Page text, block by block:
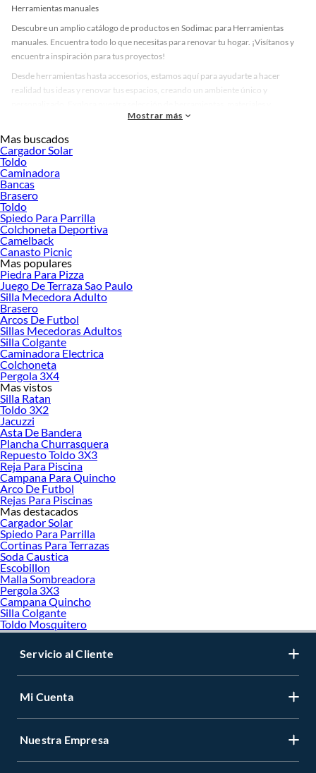
Herramientas manuales
Descubre un amplio catálogo de productos en Sodimac para Herramientas
manuales. Encuentra todo lo que necesitas para renovar tu hogar. ¡Visítanos y
encuentra inspiración para tus proyectos!
Desde herramientas hasta accesorios, estamos aquí para ayudarte a hacer
realidad tus ideas y renovar tus espacios, creando un ambiente único y
accesorios de calidad que te ayudarán a crear un espacio más tú.
Desde remodelaciones hasta proyectos de decoración, estamos aquí para hacer
tus ideas realidad. ¡Visítanos y encuentra todo lo que tenemos para ofrecerte en
Herramientas manuales!
Explora la variedad de productos de Herramientas manuales en
Sodimac
Herramientas, materiales y accesorios de calidad para tus proyectos y
renovación de espacios. ¡Visítanos y descubre todo lo que tenemos para
ofrecerte!
Encuentra una amplia variedad de productos de Herramientas manuales en
Sodimac. Encuentra todo lo necesario para tus proyectos de renovación y
decoración. ¡Visítanos y haz tus ideas realidad!
Mostrar más
Mas buscados
Cargador Solar
Toldo
Caminadora
Bancas
Brasero
Toldo
Spiedo Para Parrilla
Colchoneta Deportiva
Camelback
Canasto Picnic
Mas populares
Piedra Para Pizza
Juego De Terraza Sao Paulo
Silla Mecedora Adulto
Brasero
Arcos De Futbol
Sillas Mecedoras Adultos
Silla Colgante
Caminadora Electrica
Colchoneta
Pergola 3X4
Mas vistos
Silla Ratan
Toldo 3X2
Jacuzzi
Asta De Bandera
Plancha Churrasquera
Repuesto Toldo 3X3
Reja Para Piscina
Campana Para Quincho
Arco De Futbol
Rejas Para Piscinas
Mas destacados
Cargador Solar
Spiedo Para Parrilla
Cortinas Para Terrazas
Soda Caustica
Escobillon
Malla Sombreadora
Pergola 3X3
Campana Quincho
Silla Colgante
Toldo Mosquitero
Servicio al Cliente
Mi Cuenta
Nuestra Empresa